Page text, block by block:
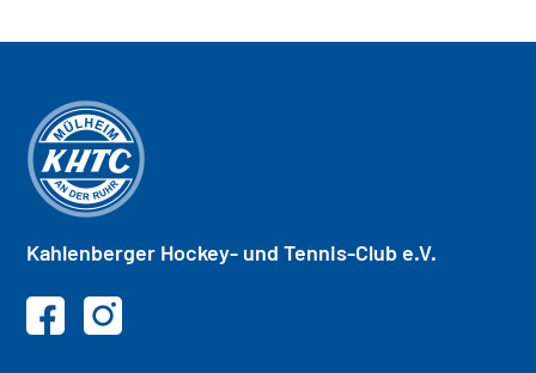
Kahlenberger Hockey- und Tennis-Club e.V.